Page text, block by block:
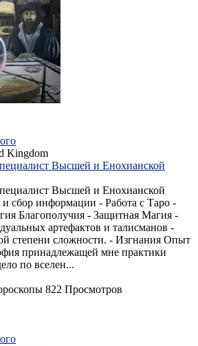
Kingdom
Высшей и Енохианской
Высшей и Енохианской
сбор информации - Работа с Таро -
Благополучия - Защитная Магия -
артефактов и талисманов -
степени сложности. - Изгнания Опыт
принадлежащей мне практики
по вселен...
822 Просмотров